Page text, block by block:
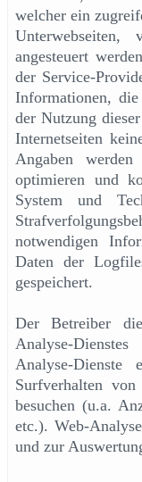
welcher ein
angesteuert
der Service-
Informationen,
der Nutzung
Internetseiten
Angaben
optimieren und
System und
notwendigen
Daten der
gespeichert.
Der Betreiber
Analyse-
Analyse-
Surfverhalten
besuchen (u.a.
etc.). Web-
und zur